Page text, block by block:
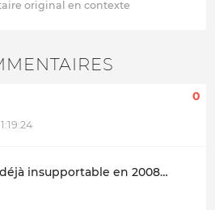
0
insupportable en 2008…